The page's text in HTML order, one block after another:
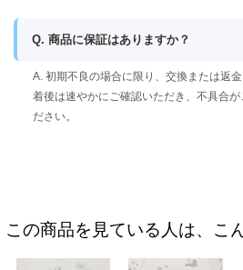
Q. 商品に保証はありますか？
A. 初期不良の場合に限り、交換または返
着後は速やかにご確認いただき、不具合
ださい。
この商品を見ている人は、こ